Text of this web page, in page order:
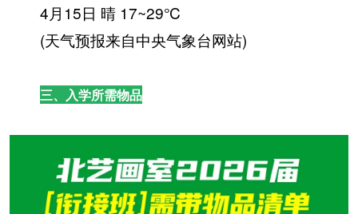
4月15日 晴 17~29℃
(天气预报来自中央气象台网站)
三、入学所需物品